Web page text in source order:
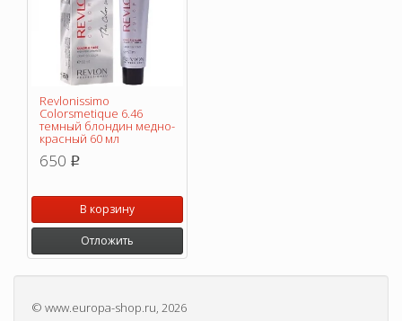
Revlonissimo
Colorsmetique 6.46
темный блондин медно-
красный 60 мл
650 p
В корзину
Отложить
© www.europa-shop.ru, 2026